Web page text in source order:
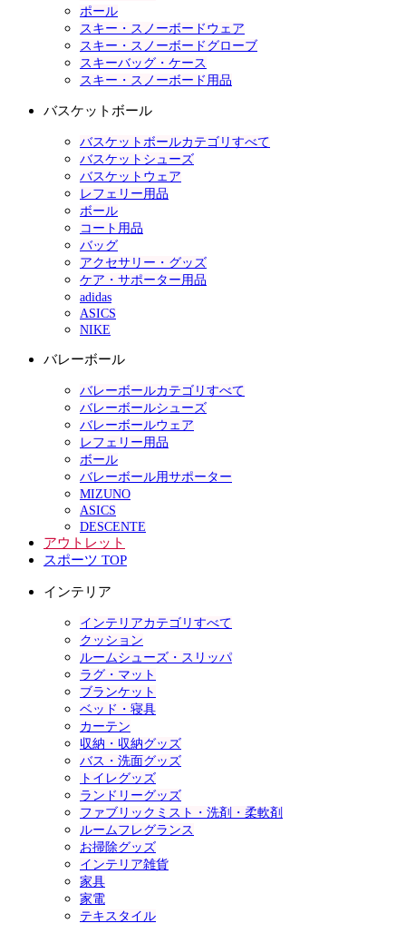
ポール
スキー・スノーボードウェア
スキー・スノーボードグローブ
スキーバッグ・ケース
スキー・スノーボード用品
バスケットボール
バスケットボールカテゴリすべて
バスケットシューズ
バスケットウェア
レフェリー用品
ボール
コート用品
バッグ
アクセサリー・グッズ
ケア・サポーター用品
adidas
ASICS
NIKE
バレーボール
バレーボールカテゴリすべて
バレーボールシューズ
バレーボールウェア
レフェリー用品
ボール
バレーボール用サポーター
MIZUNO
ASICS
DESCENTE
アウトレット
スポーツ TOP
インテリア
インテリアカテゴリすべて
クッション
ルームシューズ・スリッパ
ラグ・マット
ブランケット
ベッド・寝具
カーテン
収納・収納グッズ
バス・洗面グッズ
トイレグッズ
ランドリーグッズ
ファブリックミスト・洗剤・柔軟剤
ルームフレグランス
お掃除グッズ
インテリア雑貨
家具
家電
テキスタイル